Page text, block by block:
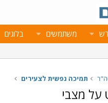
משתמשים בלוגים
תמיכה נפשית לצעירים
על מצבי